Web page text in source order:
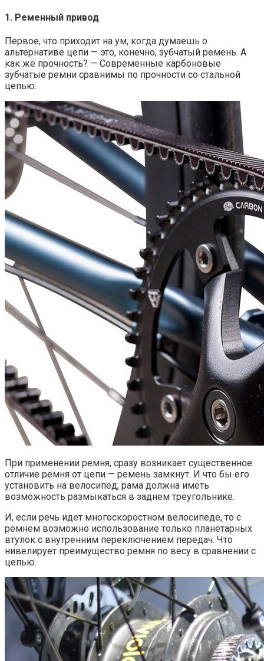
1. Ременный привод
Первое, что приходит на ум, когда думаешь о
альтернативе цепи — это, конечно, зубчатый ремень. А
как же прочность? — Современные карбоновые
зубчатые ремни сравнимы по прочности со стальной
цепью.
При применении ремня, сразу возникает существенное
отличие ремня от цепи — ремень замкнут. И что бы его
установить на велосипед, рама должна иметь
возможность размыкаться в заднем треугольнике.
И, если речь идет многоскоростном велосипеде, то с
ремнем возможно использование только планетарных
втулок с внутренним переключением передач. Что
нивелирует преимущество ремня по весу в сравнении с
цепью.